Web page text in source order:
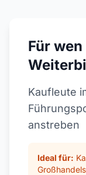
Für
Kaufleute
anstreben
Ideal für: